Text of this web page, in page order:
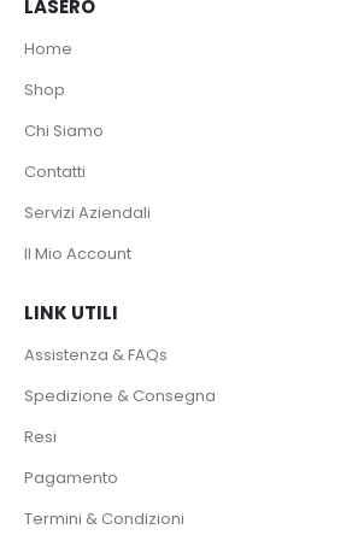
LASERÒ
Home
Shop
Chi Siamo
Contatti
Servizi Aziendali
Il Mio Account
LINK UTILI
Assistenza & FAQs
Spedizione & Consegna
Resi
Pagamento
Termini & Condizioni